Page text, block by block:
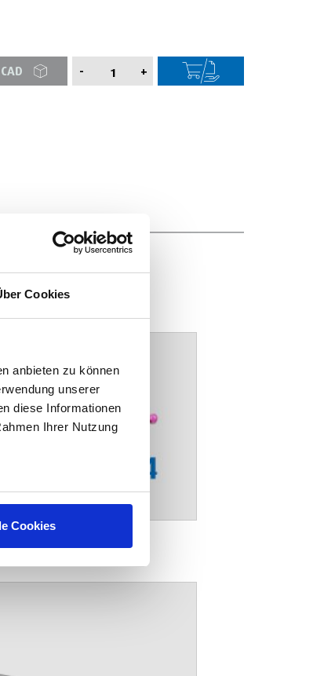
Cookies
anbieten zu können
unserer
diese Informationen
Ihrer Nutzung
Cookies
CAD - +
M4